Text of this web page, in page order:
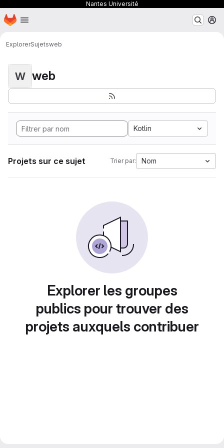
Nantes Université
Passer au contenu principal
Page d'accueil
ExplorerSujetsweb
W web
Kotlin
Projets sur ce sujet Trier par: Nom
Explorer les groupes
publics pour trouver des
projets auxquels contribuer